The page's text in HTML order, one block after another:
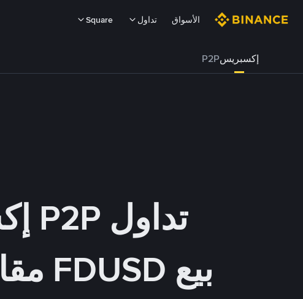
الأسواق تداول Square
إكسبريسP2P
تداول P2P إكسبريس
بيع FDUSD مقابل VES